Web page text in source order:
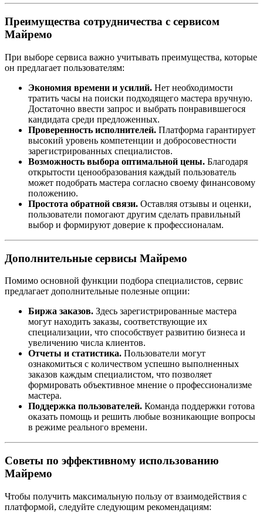
Преимущества сотрудничества с сервисом
Майремо
При выборе сервиса важно учитывать преимущества, которые
он предлагает пользователям:
Экономия времени и усилий. Нет необходимости
тратить часы на поиски подходящего мастера вручную.
Достаточно ввести запрос и выбрать понравившегося
кандидата среди предложенных.
Проверенность исполнителей. Платформа гарантирует
высокий уровень компетенции и добросовестности
зарегистрированных специалистов.
Возможность выбора оптимальной цены. Благодаря
открытости ценообразования каждый пользователь
может подобрать мастера согласно своему финансовому
положению.
Простота обратной связи. Оставляя отзывы и оценки,
пользователи помогают другим сделать правильный
выбор и формируют доверие к профессионалам.
Дополнительные сервисы Майремо
Помимо основной функции подбора специалистов, сервис
предлагает дополнительные полезные опции:
Биржа заказов. Здесь зарегистрированные мастера
могут находить заказы, соответствующие их
специализации, что способствует развитию бизнеса и
увеличению числа клиентов.
Отчеты и статистика. Пользователи могут
ознакомиться с количеством успешно выполненных
заказов каждым специалистом, что позволяет
формировать объективное мнение о профессионализме
мастера.
Поддержка пользователей. Команда поддержки готова
оказать помощь и решить любые возникающие вопросы
в режиме реального времени.
Советы по эффективному использованию
Майремо
Чтобы получить максимальную пользу от взаимодействия с
платформой, следуйте следующим рекомендациям: